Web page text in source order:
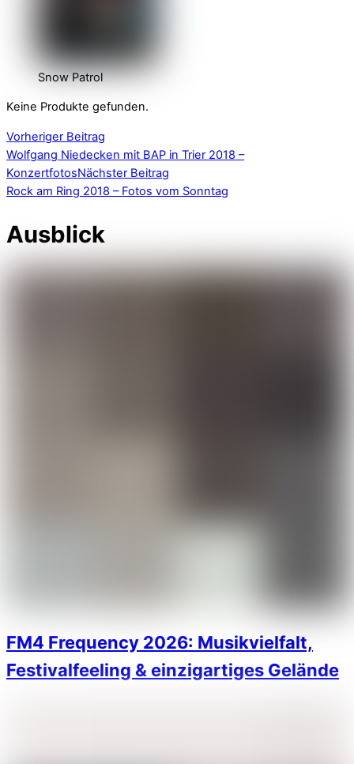
Snow Patrol
Keine Produkte gefunden.
Vorheriger Beitrag
Wolfgang Niedecken mit BAP in Trier 2018 –
KonzertfotosNächster Beitrag
Rock am Ring 2018 – Fotos vom Sonntag
Ausblick
FM4 Frequency 2026: Musikvielfalt,
Festivalfeeling & einzigartiges Gelände